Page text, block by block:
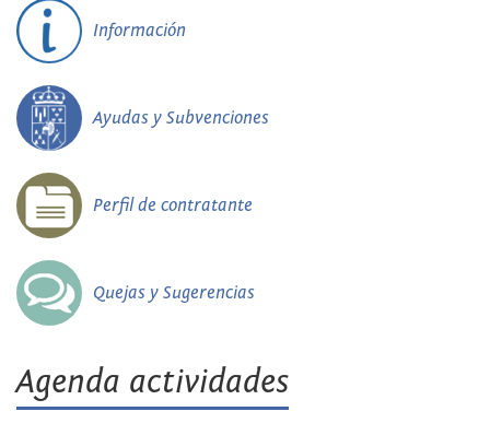
Información
Ayudas y Subvenciones
Perfil de contratante
Quejas y Sugerencias
Agenda actividades